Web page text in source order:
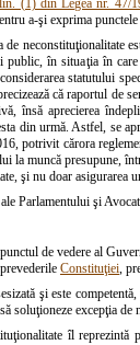
a-şi exprima punctele
neconstituţionalitate
în situaţia în
statutului
că raportul
însă aprecierea
din urmă. Astfel, se
potrivit cărora
la muncă presupune,
şi nu doar asigurarea
Parlamentului şi
de vedere al
Constituţiei ,
şi este
să soluţioneze excepţia de
îl reprezintă